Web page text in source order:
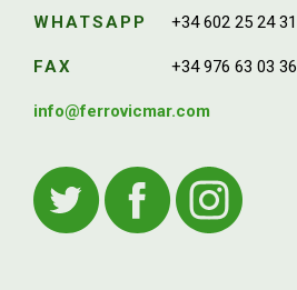
WHATSAPP +34 602 25 24 31
FAX +34 976 63 03 36
info@ferrovicmar.com